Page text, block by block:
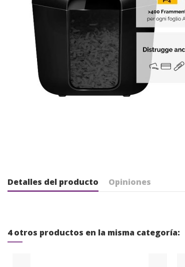
Detalles del producto Opiniones
4 otros productos en la misma categoría: